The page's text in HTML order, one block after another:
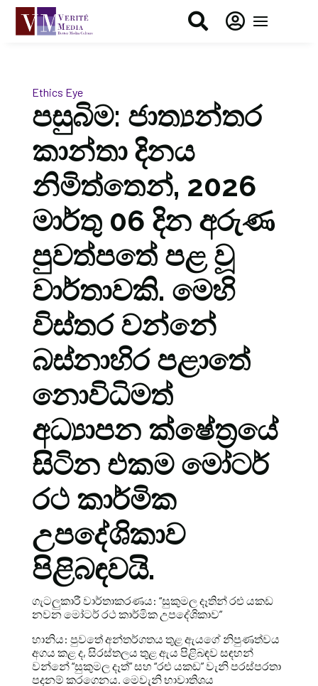
 
Ethics Eye
පසුබිම: ජාත්‍යන්තර
කාන්තා දිනය
නිමිත්තෙන්, 2026
මාර්තු 06 දින අරුණ
පුවත්පතේ පළ වූ
වාර්තාවකි. මෙහි
විස්තර වන්නේ
බස්නාහිර පළාතේ
නොවිධිමත්
අධ්‍යාපන ක්ෂේත්‍රයේ
සිටින එකම මෝටර්
රථ කාර්මික
උපදේශිකාව
පිළිබඳවයි.
ගැටලුකාරී වාර්තාකරණය: “සුකුමල දෑතින් රළු යකඩ
නවන මෝටර් රථ කාර්මික උපදේශිකාව”
හානිය: පුවතේ අන්තර්ගතය තුළ ඇයගේ නිපුණත්වය
අගය කළ ද, සිරස්තලය තුළ ඇය පිළිබඳව සඳහන්
වන්නේ “සුකුමල දෑත්” සහ “රළු යකඩ” වැනි පරස්පරතා
පදනම් කරගෙනය. මෙවැනි භාවාතිශය